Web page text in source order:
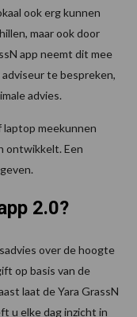
ook erg kunnen
maar ook door
app neemt dit mee
te bespreken,
advies.
laptop meekunnen
ontwikkelt. Een
2.0?
over de hoogte
op basis van de
laat de Yara GrassN
u elke dag inzicht in